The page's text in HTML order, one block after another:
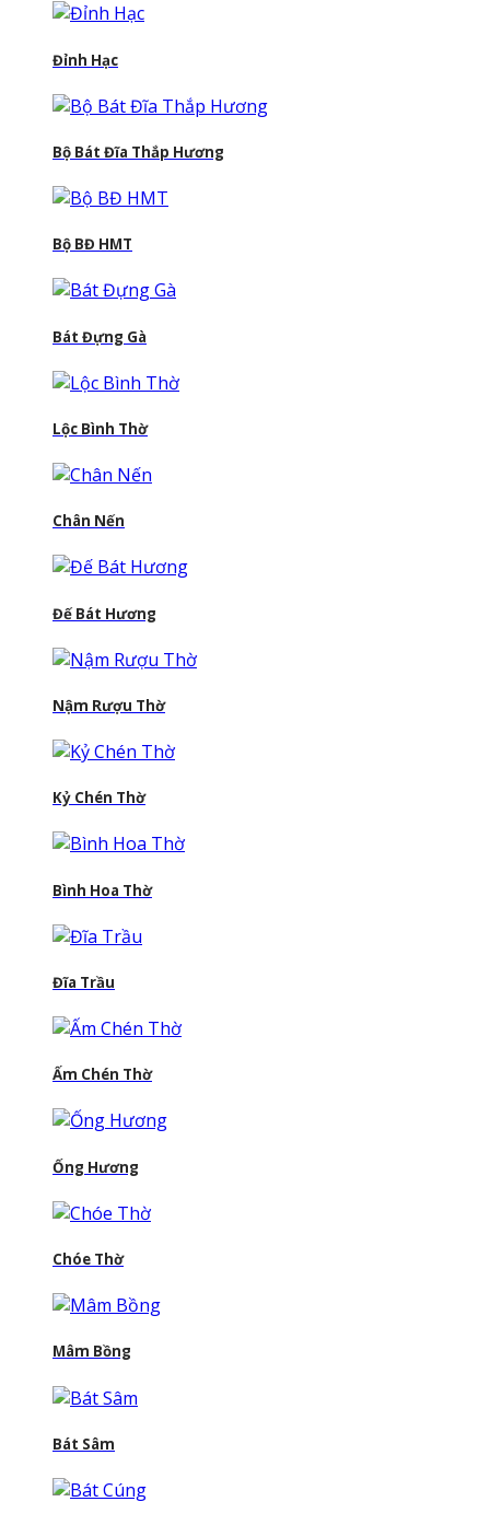
Đỉnh Hạc
Bộ Bát Đĩa Thắp Hương
Bộ BĐ HMT
Bát Đựng Gà
Lộc Bình Thờ
Chân Nến
Đế Bát Hương
Nậm Rượu Thờ
Kỷ Chén Thờ
Bình Hoa Thờ
Đĩa Trầu
Ấm Chén Thờ
Ống Hương
Chóe Thờ
Mâm Bồng
Bát Sâm